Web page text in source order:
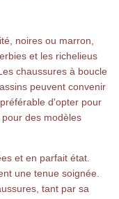
noires ou marron,
et les richelieus
chaussures à boucle
peuvent convenir
d'opter pour
des modèles
et en parfait état.
une tenue soignée.
tant par sa